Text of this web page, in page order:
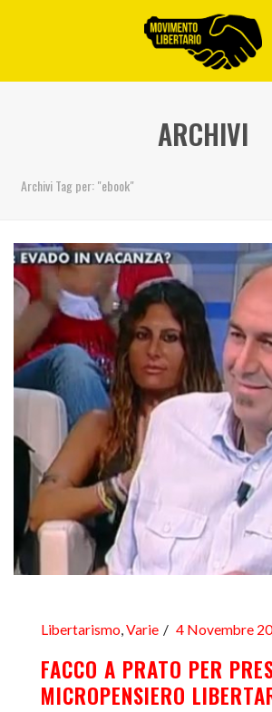
ARCHIVI
Archivi Tag per: "ebook"
Libertarismo,Varie 4 Novembre
FACCO A PRATO PER
MICROPENSIERO